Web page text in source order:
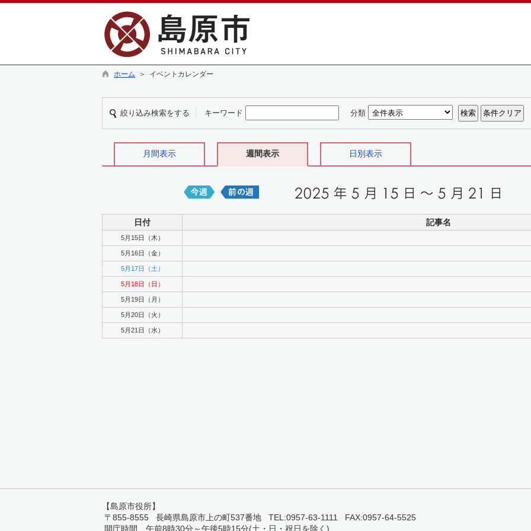
ホーム ＞ イベントカレンダー
絞り込み検索をする キーワード 分類
月間表示 週間表示 日別表示
日付 記事名
5月15日（木）
5月16日（金）
5月17日（土）
5月18日（日）
5月19日（月）
5月20日（火）
5月21日（水）
【島原市役所】
〒855-8555 長崎県島原市上の町537番地 TEL:0957-63-1111 FAX:0957-64-5525
開庁時間 午前8時30分～午後5時15分(土・日・祝日を除く)